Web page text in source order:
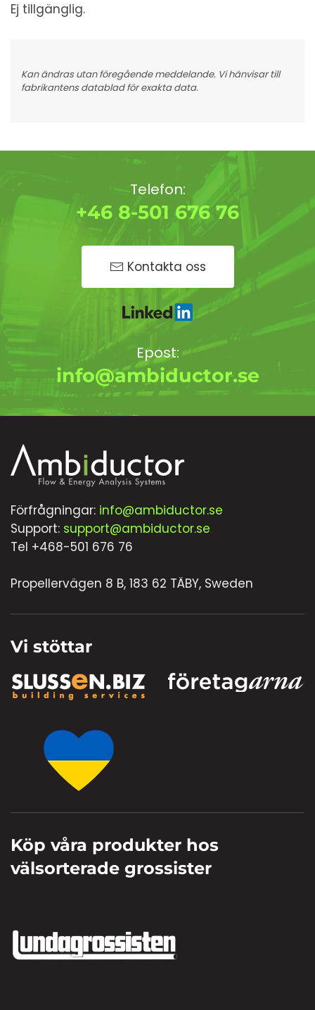
Ej tillgänglig.
Kan ändras utan föregående meddelande. Vi hänvisar till
fabrikantens datablad för exakta data.
Telefon:
+46 8-501 676 76
Kontakta oss
Epost:
info@ambiductor.se
Förfrågningar: info@ambiductor.se
Support: support@ambiductor.se
Tel +468-501 676 76
Propellervägen 8 B, 183 62 TÄBY, Sweden
Vi stöttar
Köp våra produkter hos
välsorterade grossister